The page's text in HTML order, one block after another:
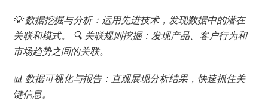
💡 数据挖掘与分析：运用先进技术，发现数据中的潜在
关联和模式。 🔍 关联规则挖掘：发现产品、客户行为和
市场趋势之间的关联。
📊 数据可视化与报告：直观展现分析结果，快速抓住关
键信息。